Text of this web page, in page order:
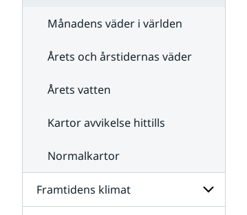
Månadens väder i världen
Årets och årstidernas väder
Årets vatten
Kartor avvikelse hittills
Normalkartor
Framtidens klimat